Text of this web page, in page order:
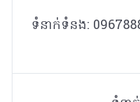
ទំនាក់ទំនង: